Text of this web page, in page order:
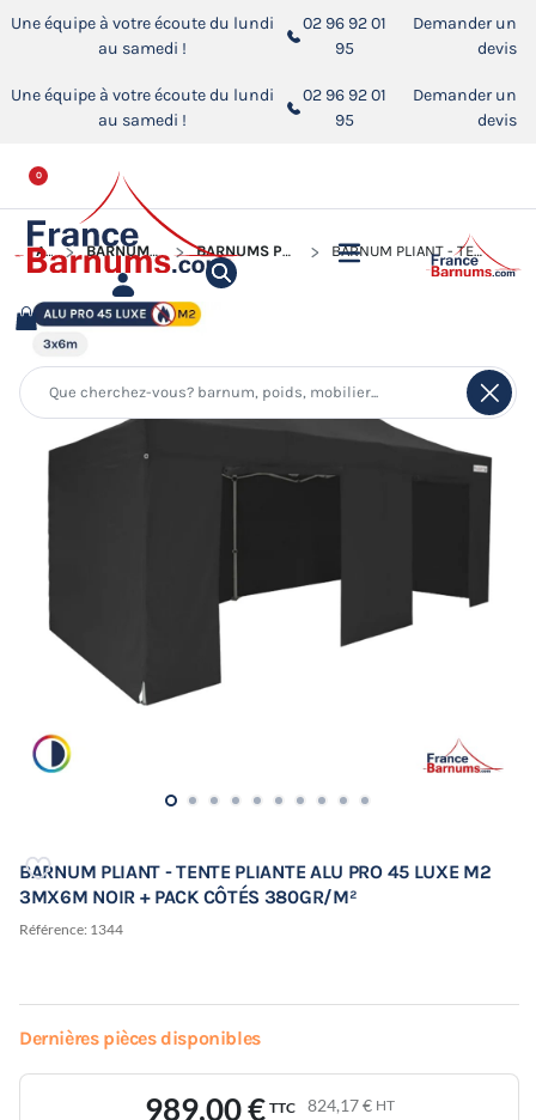
Une équipe à votre écoute du lundi
au samedi !
02 96 92 01
95
Demander un
devis
Une équipe à votre écoute du lundi
au samedi !
02 96 92 01
95
Demander un
devis
0
ACCUEIL BARNUMS PLIANTS ALUMINIUM PRO 45 LUXE M2 BARNUMS PLIANTS ALUMINIUM PRO 45 LUXE M2 DE 3M X 6M BARNUM PLIANT - TENTE PLIANTE ALU PRO 45 LUXE M2 3MX6M NOIR + PACK CÔTÉS 380GR/M²
BARNUM PLIANT - TENTE PLIANTE ALU PRO 45 LUXE M2
3MX6M NOIR + PACK CÔTÉS 380GR/M²
Référence: 1344
Dernières pièces disponibles
989,00 € TTC 824,17 € HT